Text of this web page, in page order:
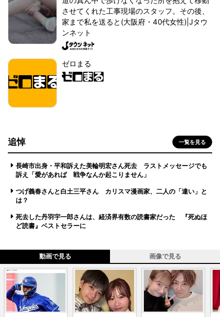
させてくれた工事現場のスタッフ。その後、
家まで私を送ると(大阪府・40代女性)|Jタウ
ンネット
ゼロまる
追悼 一覧を見る
長崎市出身・平和訴えた美輪明宏さん死去 ラストメッセージでも
訴え「愛があれば 戦争なんか起こりません」
つげ義春さんと白土三平さん カリスマ漫画家、二人の「違い」と
は？
死去した丹羽宇一郎さんは、経済界有数の読書家だった 『死ぬほ
ど読書』ベストセラーに
動画で見る 画像で見る